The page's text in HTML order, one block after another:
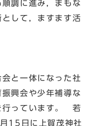
調に進み，まもな
して，ますます活
と一体になった社
興会や少年補導な
行っています。 若
15日に上賀茂神社